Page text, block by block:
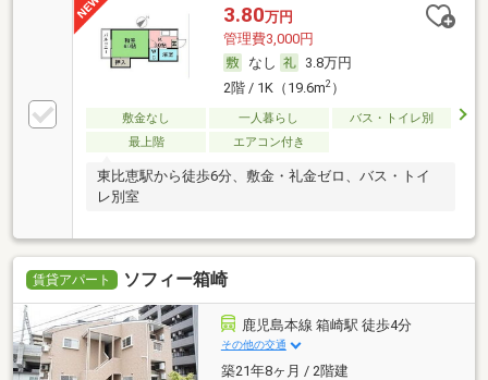
3.80万円
管理費3,000円
なし
3.8万円
2階 / 1K（19.6m2）
敷金なし 一人暮らし
バス・トイレ別
最上階
エアコン付き
東比恵駅から徒歩6分、敷金・礼金ゼロ、バス・トイ
レ別室
賃貸アパート ソフィー箱崎
鹿児島本線 箱崎駅 徒歩4分
その他の交通
築21年8ヶ月 / 2階建